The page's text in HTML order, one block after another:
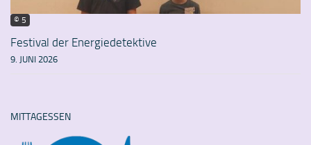
© 5
Festival der Energiedetektive
9. JUNI 2026
MITTAGESSEN